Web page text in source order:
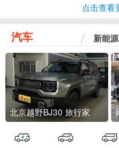
点击查看
汽车 新能源
北京越野BJ30 旅行家